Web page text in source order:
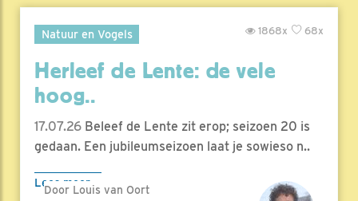
Natuur en Vogels 68x
1868x
Herleef de Lente: de vele
hoog..
17.07.26 Beleef de Lente zit erop; seizoen 20 is
gedaan. Een jubileumseizoen laat je sowieso n..
Lees meer
Door Louis van Oort